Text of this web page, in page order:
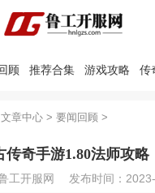
顾 推荐合集 游戏攻略 传
文章中心> 要闻回顾 >
传奇手游1.80法师攻略
工开服网 发布时间：